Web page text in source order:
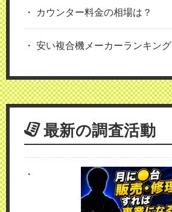
カウンター料金の相場は？
安い複合機メーカーランキング
最新の調査活動